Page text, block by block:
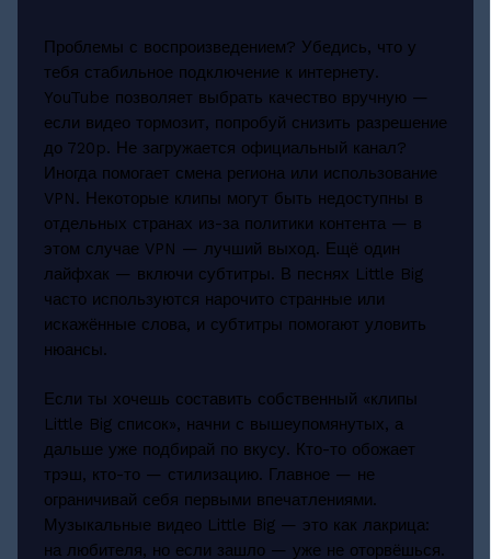
Проблемы с воспроизведением? Убедись, что у
тебя стабильное подключение к интернету.
YouTube позволяет выбрать качество вручную —
если видео тормозит, попробуй снизить разрешение
до 720p. Не загружается официальный канал?
Иногда помогает смена региона или использование
VPN. Некоторые клипы могут быть недоступны в
отдельных странах из-за политики контента — в
этом случае VPN — лучший выход. Ещё один
лайфхак — включи субтитры. В песнях Little Big
часто используются нарочито странные или
искажённые слова, и субтитры помогают уловить
нюансы.
Если ты хочешь составить собственный «клипы
Little Big список», начни с вышеупомянутых, а
дальше уже подбирай по вкусу. Кто-то обожает
трэш, кто-то — стилизацию. Главное — не
ограничивай себя первыми впечатлениями.
Музыкальные видео Little Big — это как лакрица:
на любителя, но если зашло — уже не оторвёшься.